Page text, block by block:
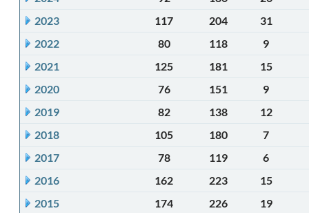
2023
117 204
31
2022
80 118
9
2021
125 181
15
2020
76 151
9
2019
82 138
12
2018
105 180
7
2017
78 119
6
2016
162 223
15
2015
174 226
19